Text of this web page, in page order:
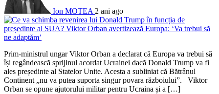
Ion MOTEA 2 ani ago
Prim-ministrul ungar Viktor Orban a declarat că Europa va trebui să
își regândească sprijinul acordat Ucrainei dacă Donald Trump va fi
ales președinte al Statelor Unite. Acesta a subliniat că Bătrânul
Continent „nu va putea suporta singur povara războiului”. Viktor
Orban se opune ajutorului militar pentru Ucraina și a […]